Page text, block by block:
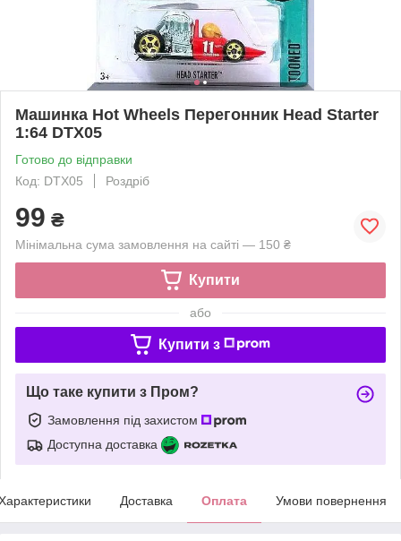
Машинка Hot Wheels Перегонник Head Starter
1:64 DTX05
Готово до відправки
Код: DTX05
Роздріб
99 ₴
Мінімальна сума замовлення на сайті — 150 ₴
Купити
або
Купити з
Що таке купити з Пром?
Замовлення під захистом
Доступна доставка
Доставка Оплата Умови повернення